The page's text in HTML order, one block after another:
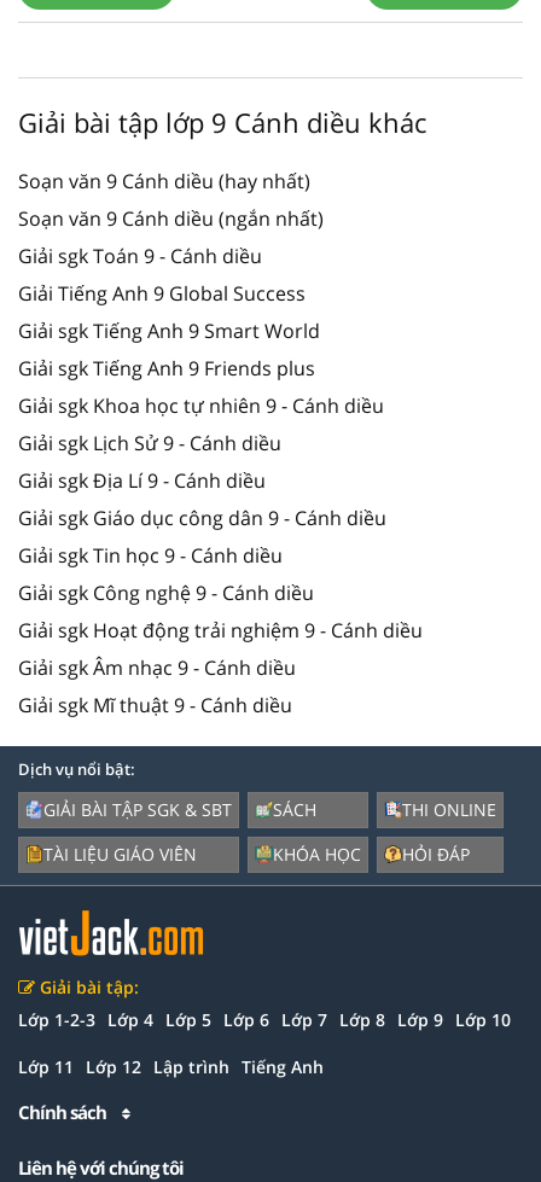
Giải bài tập lớp 9 Cánh diều khác
Soạn văn 9 Cánh diều (hay nhất)
Soạn văn 9 Cánh diều (ngắn nhất)
Giải sgk Toán 9 - Cánh diều
Giải Tiếng Anh 9 Global Success
Giải sgk Tiếng Anh 9 Smart World
Giải sgk Tiếng Anh 9 Friends plus
Giải sgk Khoa học tự nhiên 9 - Cánh diều
Giải sgk Lịch Sử 9 - Cánh diều
Giải sgk Địa Lí 9 - Cánh diều
Giải sgk Giáo dục công dân 9 - Cánh diều
Giải sgk Tin học 9 - Cánh diều
Giải sgk Công nghệ 9 - Cánh diều
Giải sgk Hoạt động trải nghiệm 9 - Cánh diều
Giải sgk Âm nhạc 9 - Cánh diều
Giải sgk Mĩ thuật 9 - Cánh diều
Dịch vụ nổi bật:
GIẢI BÀI TẬP SGK & SBT
TÀI LIỆU GIÁO VIÊN
SÁCH
KHÓA HỌC
THI ONLINE
HỎI ĐÁP
Giải bài tập:
Lớp 1-2-3 Lớp 4 Lớp 5 Lớp 6 Lớp 7 Lớp 8 Lớp 9 Lớp 10
Lớp 11 Lớp 12 Lập trình Tiếng Anh
Chính sách
Liên hệ với chúng tôi